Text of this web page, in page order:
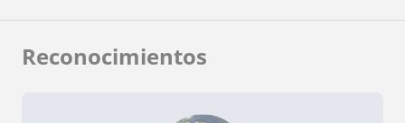
Reconocimientos